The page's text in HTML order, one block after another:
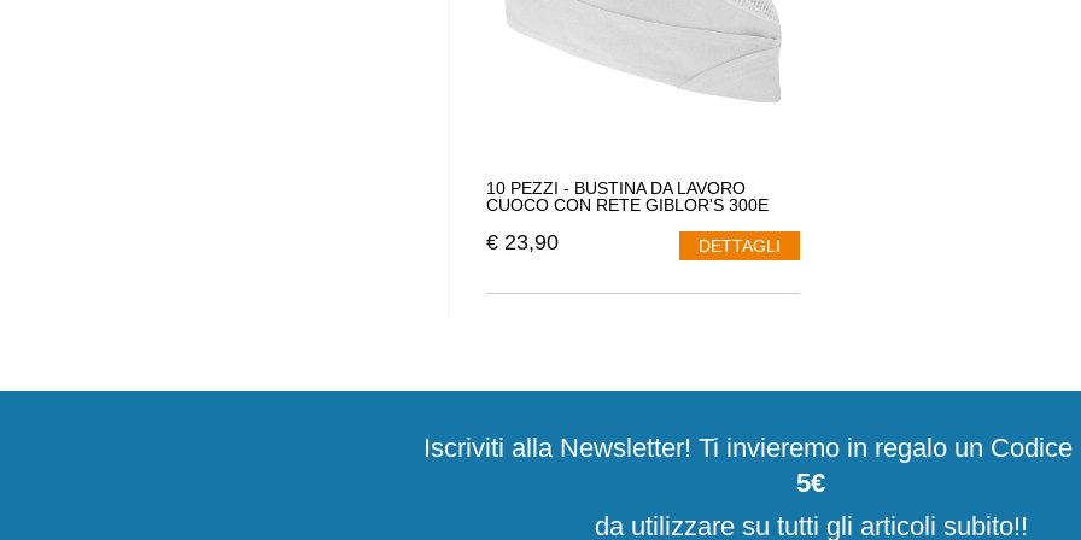
10 PEZZI - BUSTINA DA LAVORO
CUOCO CON RETE GIBLOR'S 300E
€ 23,90 DETTAGLI
Iscriviti alla Newsletter! Ti invieremo in regalo un
5€
da utilizzare su tutti gli articoli subito!!